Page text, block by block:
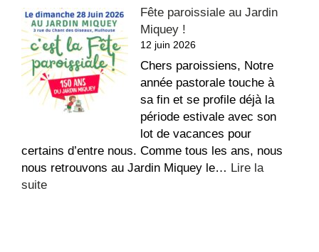
des
France
–
Fin
de
vie
Fête paroissiale au Jardin
Miquey !
12 juin 2026
Chers paroissiens, Notre
année pastorale touche à
sa fin et se profile déjà la
période estivale avec son
lot de vacances pour
certains d’entre nous. Comme tous les ans, nous
nous retrouvons au Jardin Miquey le… Lire la
suite: